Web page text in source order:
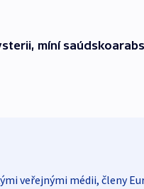
míní
veřejnými médii, členy